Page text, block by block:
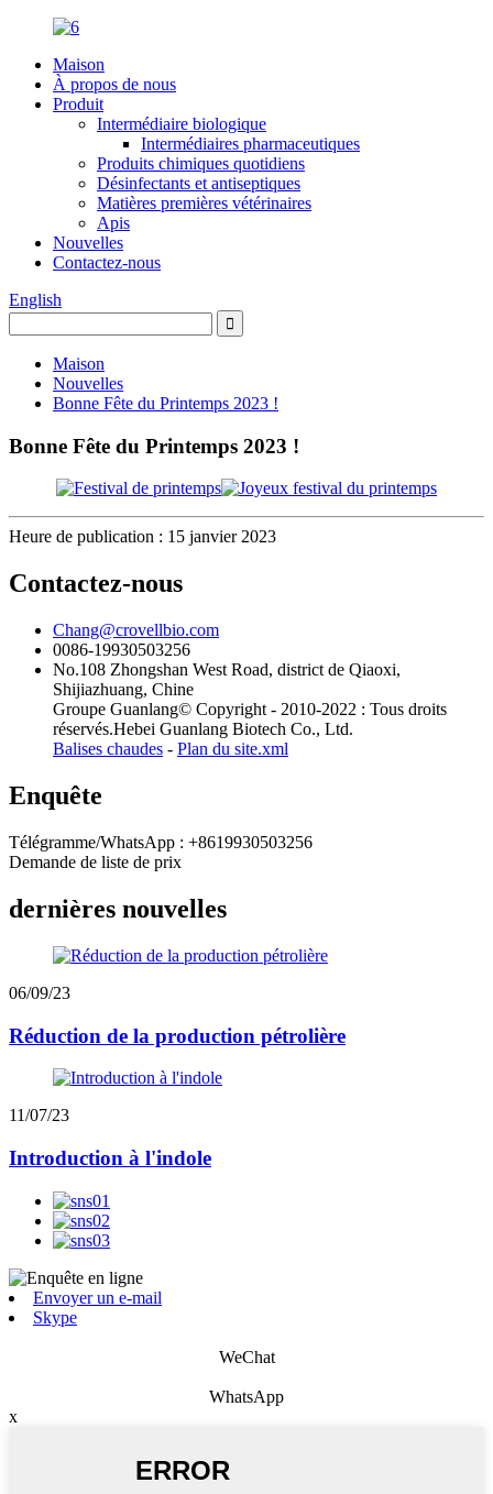
Maison
À propos de nous
Produit
Intermédiaire biologique
Intermédiaires pharmaceutiques
Produits chimiques quotidiens
Désinfectants et antiseptiques
Matières premières vétérinaires
Apis
Nouvelles
Contactez-nous
English
Maison
Nouvelles
Bonne Fête du Printemps 2023 !
Bonne Fête du Printemps 2023 !
Heure de publication : 15 janvier 2023
Contactez-nous
Chang@crovellbio.com
0086-19930503256
No.108 Zhongshan West Road, district de Qiaoxi,
Shijiazhuang, Chine
Groupe Guanlang© Copyright - 2010-2022 : Tous droits
réservés.Hebei Guanlang Biotech Co., Ltd.
Balises chaudes - Plan du site.xml
Enquête
Télégramme/WhatsApp : +8619930503256
Demande de liste de prix
dernières nouvelles
06/09/23
Réduction de la production pétrolière
11/07/23
Introduction à l'indole
Envoyer un e-mail
Skype
WeChat
WhatsApp
x